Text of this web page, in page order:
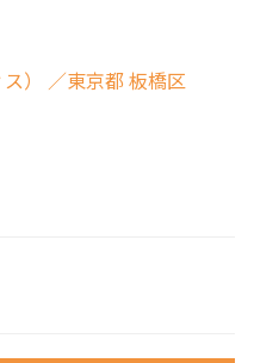
） ／東京都 板橋区